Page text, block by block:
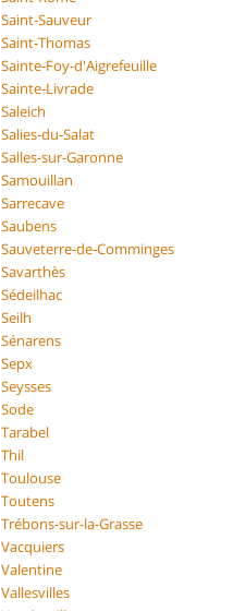
Saint-Sauveur
Saint-Thomas
Sainte-Foy-d'Aigrefeuille
Sainte-Livrade
Saleich
Salies-du-Salat
Salles-sur-Garonne
Samouillan
Sarrecave
Saubens
Sauveterre-de-Comminges
Savarthès
Sédeilhac
Seilh
Sénarens
Sepx
Seysses
Sode
Tarabel
Thil
Toulouse
Toutens
Trébons-sur-la-Grasse
Vacquiers
Valentine
Vallesvilles